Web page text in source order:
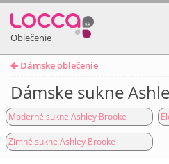
Oblečenie
Dámske oblečenie
Dámske sukne
Moderné sukne Ashley Brooke
Zimné sukne Ashley Brooke